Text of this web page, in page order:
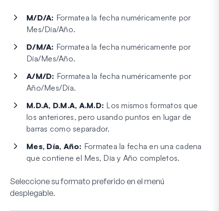
M/D/A: Formatea la fecha numéricamente por
Mes/Día/Año.
D/M/A: Formatea la fecha numéricamente por
Día/Mes/Año.
A/M/D: Formatea la fecha numéricamente por
Año/Mes/Día.
M.D.A, D.M.A, A.M.D: Los mismos formatos que
los anteriores, pero usando puntos en lugar de
barras como separador.
Mes, Día, Año: Formatea la fecha en una cadena
que contiene el Mes, Día y Año completos.
Seleccione su formato preferido en el menú
desplegable.